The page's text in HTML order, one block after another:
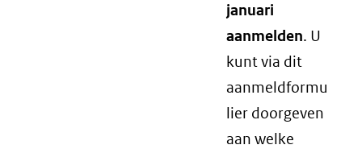
januari
aanmelden. U
kunt via dit
aanmeldformu
lier doorgeven
aan welke